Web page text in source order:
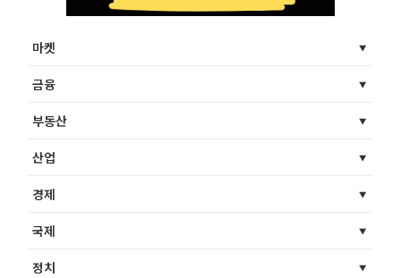
마켓
금융
부동산
산업
경제
국제
정치